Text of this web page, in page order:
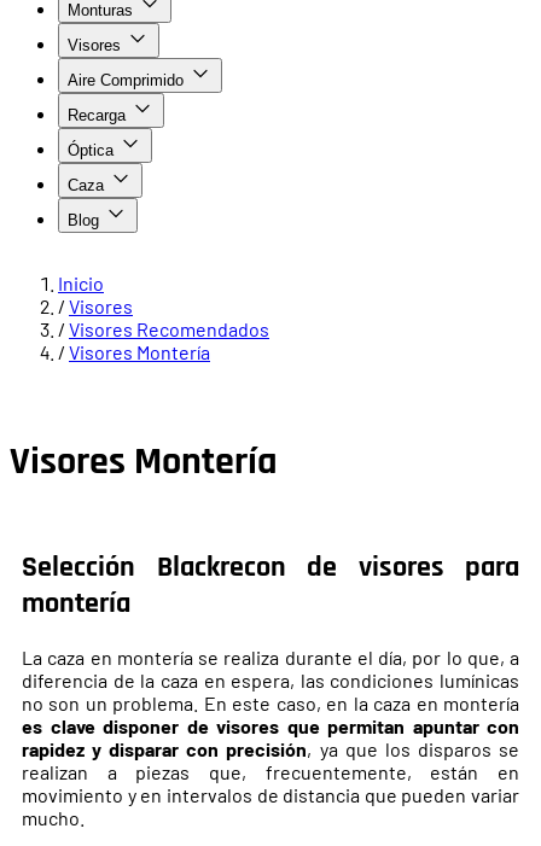
Monturas
Visores
Aire Comprimido
Recarga
Óptica
Caza
Blog
Inicio
/ Visores
/ Visores Recomendados
/ Visores Montería
Visores Montería
Selección Blackrecon de visores para
montería
La caza en montería se realiza durante el día, por lo que, a
diferencia de la caza en espera, las condiciones lumínicas
no son un problema. En este caso, en la caza en montería
es clave disponer de visores que permitan apuntar con
rapidez y disparar con precisión, ya que los disparos se
realizan a piezas que, frecuentemente, están en
movimiento y en intervalos de distancia que pueden variar
mucho.